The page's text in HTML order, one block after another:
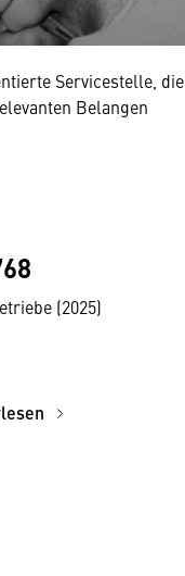
Servicestelle, die
Belangen
(2025)